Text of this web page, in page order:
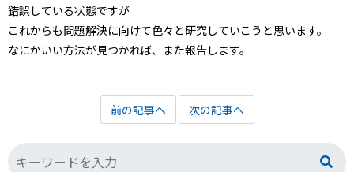
錯誤している状態ですが
これからも問題解決に向けて色々と研究していこうと思います。
なにかいい方法が見つかれば、また報告します。
前の記事へ 次の記事へ